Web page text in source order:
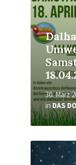
30. März
in DAS
Read
More